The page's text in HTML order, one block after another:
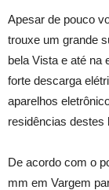
Apesar de pouco
trouxe um grande
bela Vista e até na
forte descarga
aparelhos
residências destes
De acordo com o
mm em Vargem